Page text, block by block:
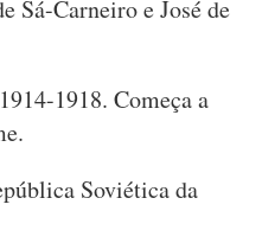
Sá-Carneiro e José de
1918. Começa a
Soviética da